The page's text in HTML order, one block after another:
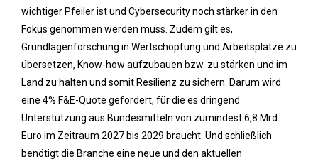
wichtiger Pfeiler ist und Cybersecurity noch stärker in den
Fokus genommen werden muss. Zudem gilt es,
Grundlagenforschung in Wertschöpfung und Arbeitsplätze zu
übersetzen, Know-how aufzubauen bzw. zu stärken und im
Land zu halten und somit Resilienz zu sichern. Darum wird
eine 4% F&E-Quote gefordert, für die es dringend
Unterstützung aus Bundesmitteln von zumindest 6,8 Mrd.
Euro im Zeitraum 2027 bis 2029 braucht. Und schließlich
benötigt die Branche eine neue und den aktuellen